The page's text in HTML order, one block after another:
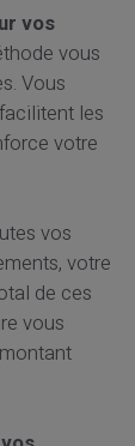
vos
vous
Vous
les
votre
vos
votre
de ces
vous